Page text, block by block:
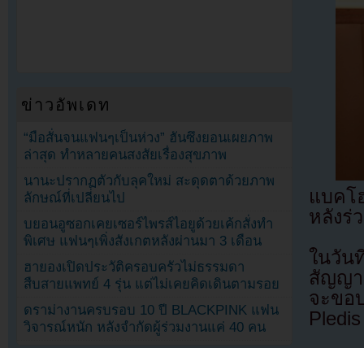
แบคโ
หลังร่
ในวัน
สัญญา
จะขอ
Pledis
ข่าวอัพเดท
“มือสั่นจนแฟนๆเป็นห่วง” ฮันซึงยอนเผยภาพ
ล่าสุด ทำหลายคนสงสัยเรื่องสุขภาพ
นานะปรากฏตัวกับลุคใหม่ สะดุดตาด้วยภาพ
ลักษณ์ที่เปลี่ยนไป
บยอนอูซอกเคยเซอร์ไพรส์ไอยูด้วยเค้กสั่งทำ
พิเศษ แฟนๆเพิ่งสังเกตหลังผ่านมา 3 เดือน
ฮายองเปิดประวัติครอบครัวไม่ธรรมดา
สืบสายแพทย์ 4 รุ่น แต่ไม่เคยคิดเดินตามรอย
ดราม่างานครบรอบ 10 ปี BLACKPINK แฟน
วิจารณ์หนัก หลังจำกัดผู้ร่วมงานแค่ 40 คน